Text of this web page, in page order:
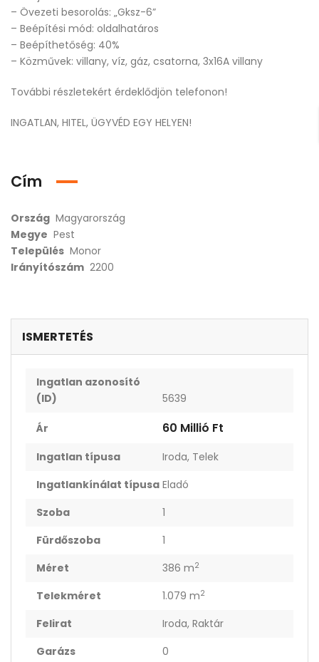
– Övezeti besorolás: „Gksz-6”
– Beépítési mód: oldalhatáros
– Beépíthetőség: 40%
– Közművek: villany, víz, gáz, csatorna, 3x16A villany
További részletekért érdeklődjön telefonon!
INGATLAN, HITEL, ÜGYVÉD EGY HELYEN!
Cím
Ország Magyarország
Megye Pest
Település Monor
Irányítószám 2200
ISMERTETÉS
Ingatlan azonosító
(ID)
5639
Ár 60 Millió Ft
Ingatlan típusa Iroda, Telek
Ingatlankínálat típusa Eladó
Szoba
1
Fürdőszoba
1
Méret
386 m2
Telekméret 1.079 m2
Felirat Iroda, Raktár
Garázs
0